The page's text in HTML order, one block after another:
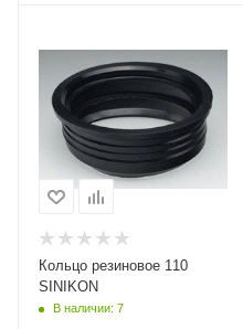
Кольцо резиновое 110
SINIKON
В наличии: 7